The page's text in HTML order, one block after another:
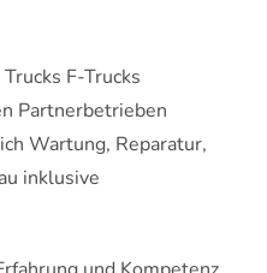
F-Trucks
Partnerbetrieben
Wartung, Reparatur,
inklusive